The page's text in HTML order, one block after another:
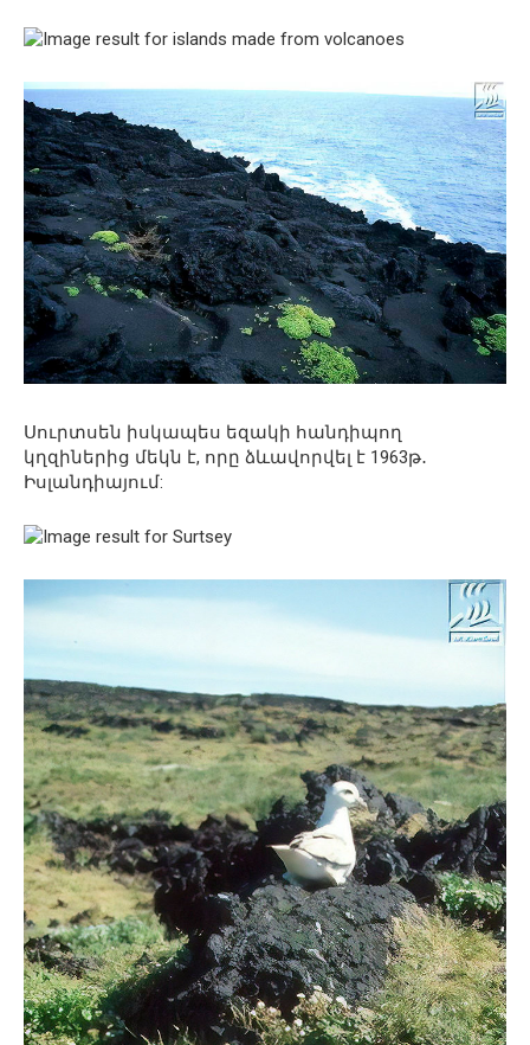
Սուրտսեն իսկապես եզակի հանդիպող
կղզիներից մեկն է, որը ձևավորվել է 1963թ․
Իսլանդիայում: